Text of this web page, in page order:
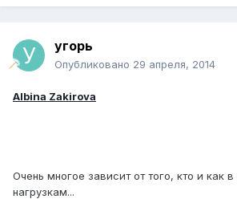
угорь
Опубликовано 29 апреля, 2014
Albina Zakirova
Очень многое зависит от того, кто и как в
нагрузкам...